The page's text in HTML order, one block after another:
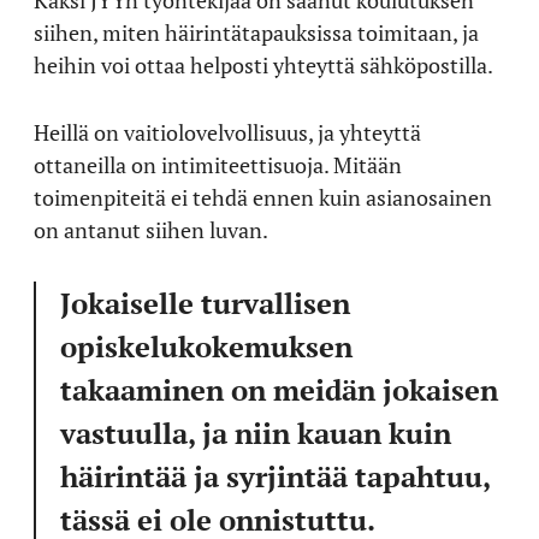
siihen, miten häirintätapauksissa toimitaan, ja
heihin voi ottaa helposti yhteyttä sähköpostilla.
Heillä on vaitiolovelvollisuus, ja yhteyttä
ottaneilla on intimiteettisuoja. Mitään
toimenpiteitä ei tehdä ennen kuin asianosainen
on antanut siihen luvan.
Jokaiselle turvallisen
opiskelukokemuksen
takaaminen on meidän jokaisen
vastuulla, ja niin kauan kuin
häirintää ja syrjintää tapahtuu,
tässä ei ole onnistuttu.